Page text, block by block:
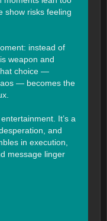
show risks feeling
instead of
weapon and
choice —
— becomes the
It’s a
and
in execution,
message linger